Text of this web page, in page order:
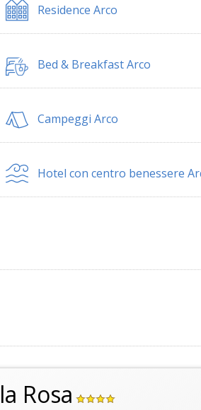
Residence Arco
Bed & Breakfast Arco
Campeggi Arco
Hotel con centro benessere
Rosa